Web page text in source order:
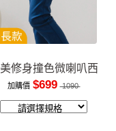
修身撞色微喇叭西
裝褲
加購價 $699 1090